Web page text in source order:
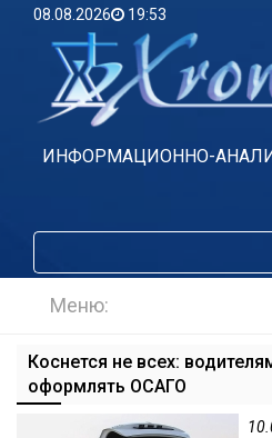
08.08.2026 19:53
ИНФОРМАЦИОННО-
Меню:
Коснется не всех:
оформлять ОСАГО